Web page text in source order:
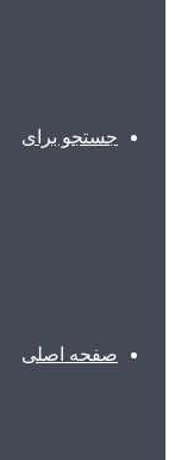
جستجو برای
صفحه اصلی